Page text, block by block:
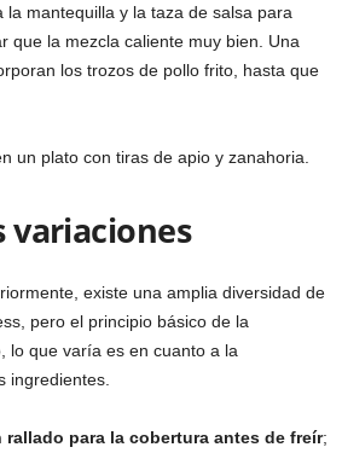
la mantequilla y la taza de salsa para
que la mezcla caliente muy bien. Una
los trozos de pollo frito, hasta que
un plato con tiras de apio y zanahoria.
variaciones
existe una amplia diversidad de
pero el principio básico de la
lo que varía es en cuanto a la
ingredientes.
rallado para la cobertura antes de freír;